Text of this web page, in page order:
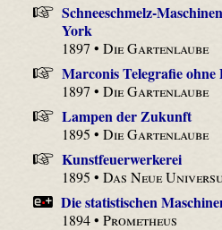
Schneeschmelz-
York
1897 •Die Gartenlaube
Marconis Telegrafie
1897 •Die Gartenlaube
Lampen der Zukunft
1895 •Die Gartenlaube
Kunstfeuerwerkerei
1895 •Das Neue
Die statistischen
1894 •Prometheus